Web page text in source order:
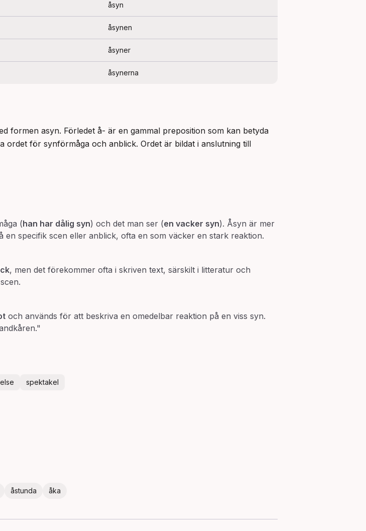
åsyn
åsynen
åsyner
åsynerna
ordet för synförmåga och anblick. Ordet är bildat i anslutning till
(han har dålig syn) och det man ser (en vacker syn). Åsyn är mer
specifik scen eller anblick, ofta en som väcker en stark reaktion.
, men det förekommer ofta i skriven text, särskilt i litteratur och
och används för att beskriva en omedelbar reaktion på en viss syn.
spektakel
åstunda åka